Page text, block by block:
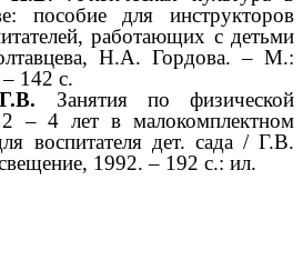
пособие для инструкторов
работающих с детьми
Н.А. Гордова. – М.:
142 с.
Занятия по физической
– 4 лет в малокомплектном
воспитателя дет. сада / Г.В.
1992. – 192 с.: ил.